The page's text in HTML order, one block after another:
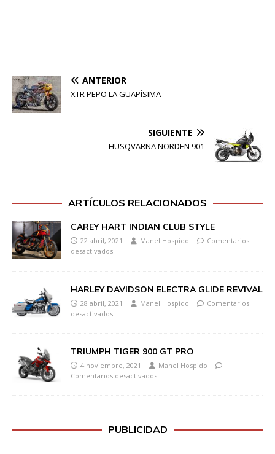
ANTERIOR
XTR PEPO LA GUAPÍSIMA
SIGUIENTE
HUSQVARNA NORDEN 901
ARTÍCULOS RELACIONADOS
CAREY HART INDIAN CLUB STYLE
22 abril, 2021 Manel Hospido
Comentarios
desactivados
HARLEY DAVIDSON ELECTRA GLIDE REVIVAL
28 abril, 2021 Manel Hospido
Comentarios
desactivados
TRIUMPH TIGER 900 GT PRO
4 noviembre, 2021
Manel Hospido
Comentarios desactivados
PUBLICIDAD